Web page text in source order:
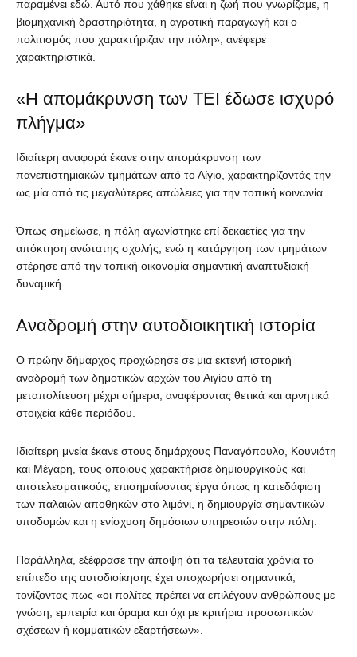
παραμένει εδώ. Αυτό που χάθηκε είναι η ζωή που γνωρίζαμε, η
βιομηχανική δραστηριότητα, η αγροτική παραγωγή και ο
πολιτισμός που χαρακτήριζαν την πόλη», ανέφερε
χαρακτηριστικά.
«Η απομάκρυνση των ΤΕΙ έδωσε ισχυρό
πλήγμα»
Ιδιαίτερη αναφορά έκανε στην απομάκρυνση των
πανεπιστημιακών τμημάτων από το Αίγιο, χαρακτηρίζοντάς την
ως μία από τις μεγαλύτερες απώλειες για την τοπική κοινωνία.
Όπως σημείωσε, η πόλη αγωνίστηκε επί δεκαετίες για την
απόκτηση ανώτατης σχολής, ενώ η κατάργηση των τμημάτων
στέρησε από την τοπική οικονομία σημαντική αναπτυξιακή
δυναμική.
Αναδρομή στην αυτοδιοικητική ιστορία
Ο πρώην δήμαρχος προχώρησε σε μια εκτενή ιστορική
αναδρομή των δημοτικών αρχών του Αιγίου από τη
μεταπολίτευση μέχρι σήμερα, αναφέροντας θετικά και αρνητικά
στοιχεία κάθε περιόδου.
Ιδιαίτερη μνεία έκανε στους δημάρχους Παναγόπουλο, Κουνιότη
και Μέγαρη, τους οποίους χαρακτήρισε δημιουργικούς και
αποτελεσματικούς, επισημαίνοντας έργα όπως η κατεδάφιση
των παλαιών αποθηκών στο λιμάνι, η δημιουργία σημαντικών
υποδομών και η ενίσχυση δημόσιων υπηρεσιών στην πόλη.
Παράλληλα, εξέφρασε την άποψη ότι τα τελευταία χρόνια το
επίπεδο της αυτοδιοίκησης έχει υποχωρήσει σημαντικά,
τονίζοντας πως «οι πολίτες πρέπει να επιλέγουν ανθρώπους με
γνώση, εμπειρία και όραμα και όχι με κριτήρια προσωπικών
σχέσεων ή κομματικών εξαρτήσεων».